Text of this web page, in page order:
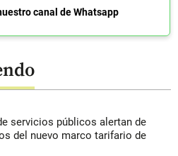
canal de Whatsapp
servicios públicos alertan de
del nuevo marco tarifario de